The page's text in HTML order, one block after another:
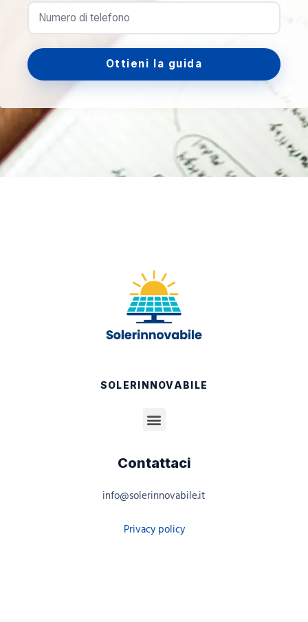
Ottieni la guida
SOLERINNOVABILE
Contattaci
info@solerinnovabile.it
Privacy policy